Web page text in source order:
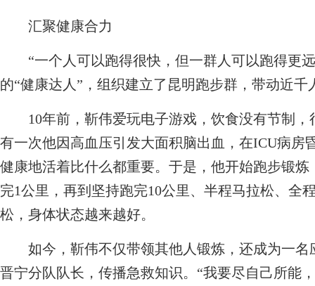
汇聚健康合力
“一个人可以跑得很快，但一群人可以跑得更远
的“健康达人”，组织建立了昆明跑步群，带动近千
10年前，靳伟爱玩电子游戏，饮食没有节制，
有一次他因高血压引发大面积脑出血，在ICU病房
健康地活着比什么都重要。于是，他开始跑步锻
完1公里，再到坚持跑完10公里、半程马拉松、全
松，身体状态越来越好。
如今，靳伟不仅带领其他人锻炼，还成为一名
晋宁分队队长，传播急救知识。“我要尽自己所能